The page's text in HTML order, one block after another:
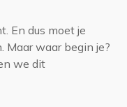
En dus moet je
Maar waar begin je?
we dit